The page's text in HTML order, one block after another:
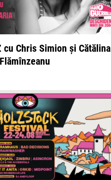
cu Chris Simion și Cătălina
Flămînzeanu